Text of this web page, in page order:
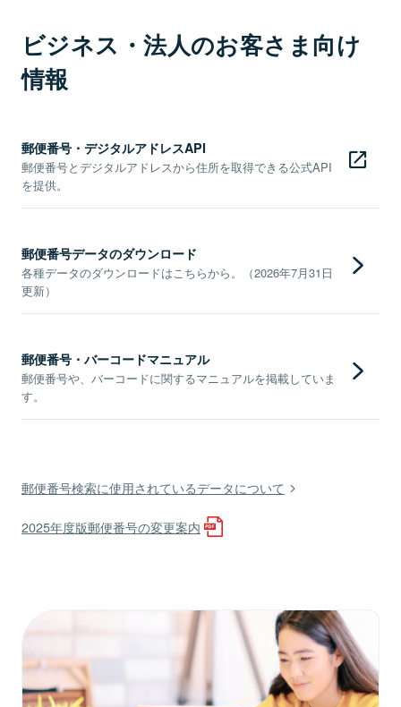
ビジネス・法人のお客さま向け
情報
郵便番号・デジタルアドレスAPI
郵便番号とデジタルアドレスから住所を取得できる公式API
を提供。
郵便番号データのダウンロード
各種データのダウンロードはこちらから。（2026年7月31日
更新）
郵便番号・バーコードマニュアル
郵便番号や、バーコードに関するマニュアルを掲載していま
す。
郵便番号検索に使用されているデータについて
2025年度版郵便番号の変更案内